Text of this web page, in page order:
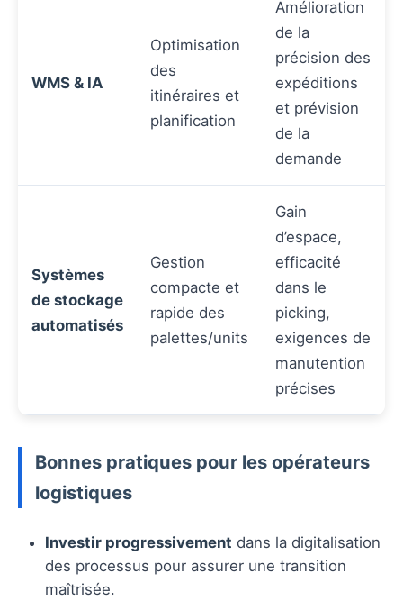
WMS & IA
Optimisation
des
itinéraires et
planification
Amélioration
de la
précision des
expéditions
et prévision
de la
demande
Systèmes
de stockage
automatisés
Gestion
compacte et
rapide des
palettes/units
Gain
d’espace,
efficacité
dans le
picking,
exigences de
manutention
précises
Bonnes pratiques pour les opérateurs
logistiques
Investir progressivement dans la digitalisation
des processus pour assurer une transition
maîtrisée.